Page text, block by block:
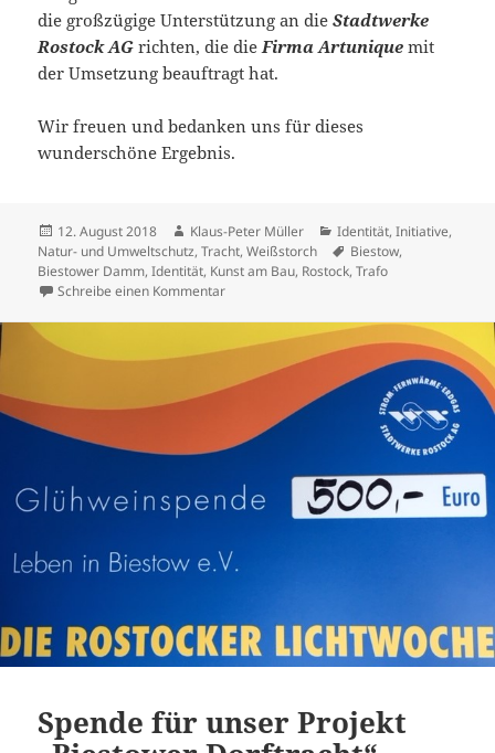
die großzügige Unterstützung an dieStadtwerke
Rostock AG richten, die die Firma Artunique mit
der Umsetzung beauftragt hat.
Wir freuen und bedanken uns für dieses
wunderschöne Ergebnis.
Veröffentlicht
am
12. August 2018 Autor
Klaus-Peter Müller Kategorien
Identität,Initiative,
Natur- und Umweltschutz,Tracht,Weißstorch Schlagwörter
Biestow,
Biestower Damm,Identität, Kunst am Bau, Rostock,Trafo
Schreibe einen Kommentarzu Nur ein „Stromkasten“? Jetzt ist es ein
Spende für unser Projekt